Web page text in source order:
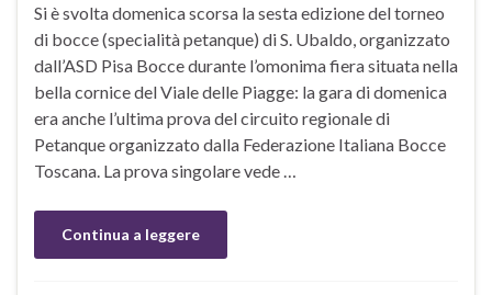
Si è svolta domenica scorsa la sesta edizione del torneo
di bocce (specialità petanque) di S. Ubaldo, organizzato
dall’ASD Pisa Bocce durante l’omonima fiera situata nella
bella cornice del Viale delle Piagge: la gara di domenica
era anche l’ultima prova del circuito regionale di
Petanque organizzato dalla Federazione Italiana Bocce
Toscana. La prova singolare vede …
Continua a leggere